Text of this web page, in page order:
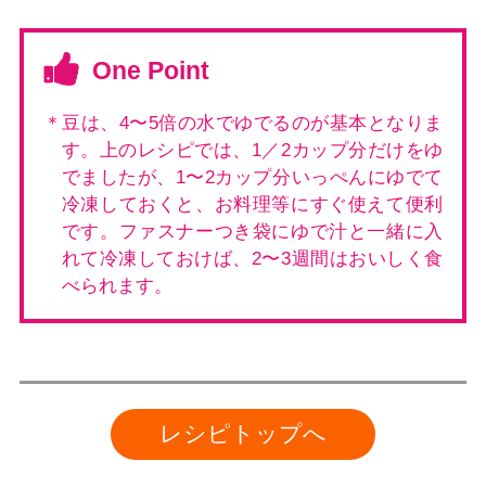
One Point
＊豆は、4〜5倍の水でゆでるのが基本となりま
す。上のレシピでは、1／2カップ分だけをゆ
でましたが、1〜2カップ分いっぺんにゆでて
冷凍しておくと、お料理等にすぐ使えて便利
です。ファスナーつき袋にゆで汁と一緒に入
れて冷凍しておけば、2〜3週間はおいしく食
べられます。
レシピトップへ